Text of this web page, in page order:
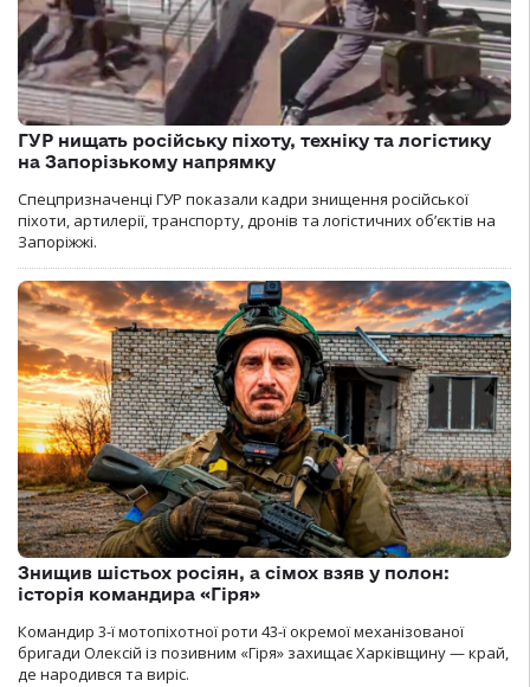
ГУР нищать російську піхоту, техніку та логістику
на Запорізькому напрямку
Спецпризначенці ГУР показали кадри знищення російської
піхоти, артилерії, транспорту, дронів та логістичних об’єктів на
Запоріжжі.
Знищив шістьох росіян, а сімох взяв у полон:
історія командира «Гіря»
Командир 3-ї мотопіхотної роти 43-ї окремої механізованої
бригади Олексій із позивним «Гіря» захищає Харківщину — край,
де народився та виріс.